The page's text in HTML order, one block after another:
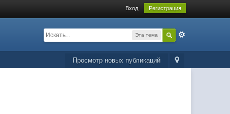
Вход Регистрация
Эта тема
Просмотр новых публикаций